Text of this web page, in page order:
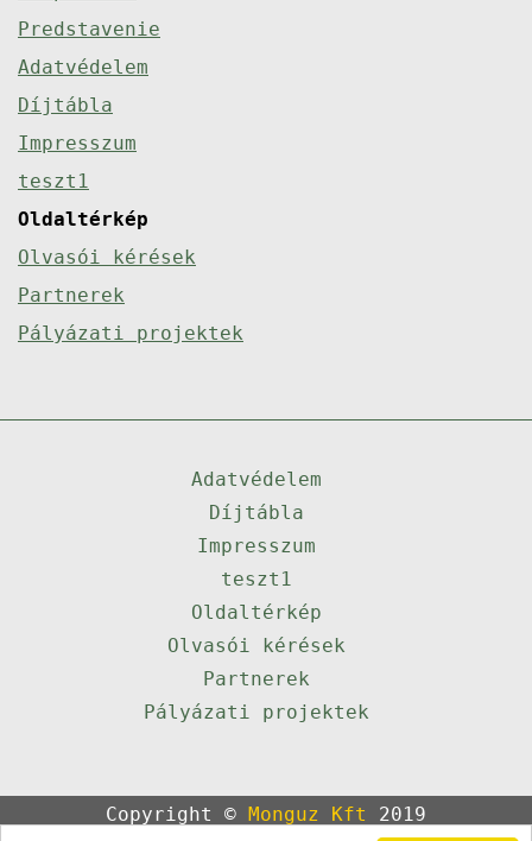
Predstavenie
Adatvédelem
Díjtábla
Impresszum
teszt1
Oldaltérkép
Olvasói kérések
Partnerek
Pályázati projektek
Adatvédelem
Díjtábla
Impresszum
teszt1
Oldaltérkép
Olvasói kérések
Partnerek
Pályázati projektek
Copyright © Monguz Kft
2019